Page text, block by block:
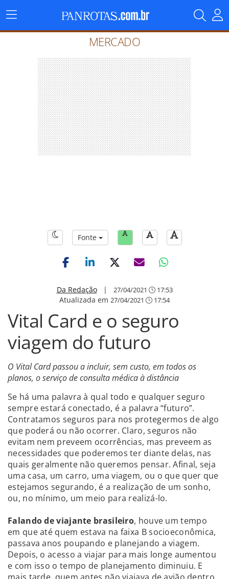
Menu
Principal
MERCADO
Fonte
Da Redação| 27/04/2021 17:53
Atualizada em 27/04/2021 17:54
Vital Card e o seguro
viagem do futuro
O Vital Card passou a incluir, sem custo, em todos os
planos, o serviço de consulta médica à distância
Se há uma palavra à qual todo e qualquer seguro
sempre estará conectado, é a palavra “futuro”.
Contratamos seguros para nos protegermos de algo
que poderá ou não ocorrer. Claro, seguros não
evitam nem preveem ocorrências, mas preveem as
necessidades que poderemos ter diante delas, nas
quais geralmente não queremos pensar. Afinal, seja
uma casa, um carro, uma viagem, ou o que quer que
estejamos segurando, é a realização de um sonho,
ou, no mínimo, um meio para realizá-lo.
Falando de viajante brasileiro, houve um tempo
em que até quem estava na faixa B socioeconômica,
passava anos poupando e planejando a viagem.
Depois, o acesso a viajar para mais longe aumentou
e com isso o tempo de planejamento diminuiu. E